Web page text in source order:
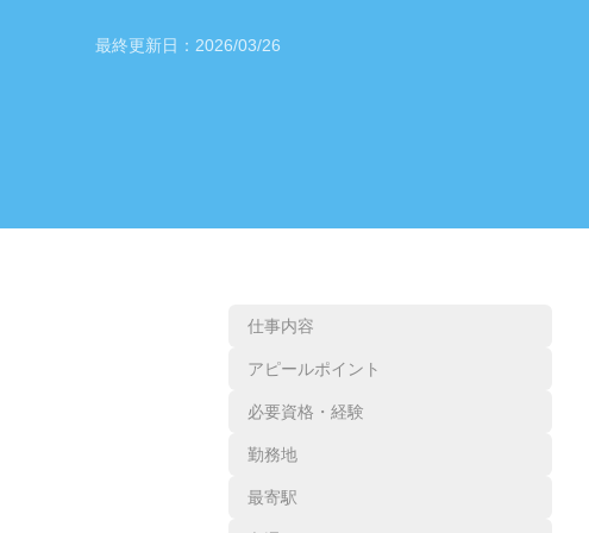
最終更新日： 2026/03/26
仕事内容
アピールポイント
必要資格・経験
勤務地
最寄駅